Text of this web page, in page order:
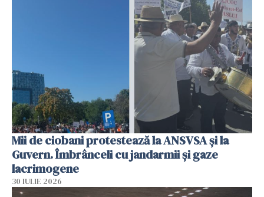
Mii de ciobani protestează la ANSVSA și la
Guvern. Îmbrânceli cu jandarmii și gaze
lacrimogene
30 IULIE 2026